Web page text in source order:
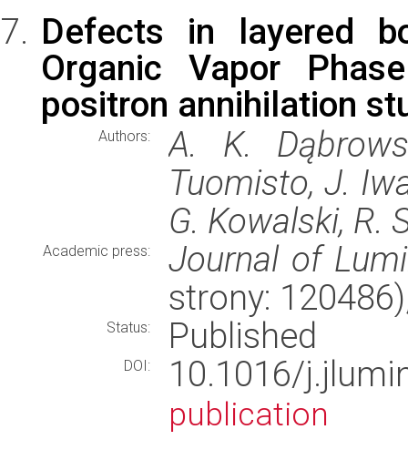
Defects in layered
Organic Vapor
positron annihilation
Authors:
A. K.
Tuomisto, J.
G. Kowalski, R.
Academic press:
Journal of
strony:
Status: Published
DOI: 10.1016/
publication